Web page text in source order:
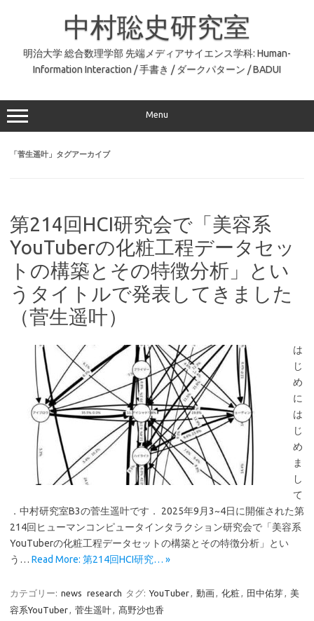
中村聡史研究室
明治大学 総合数理学部 先端メディアサイエンス学科: Human-
Information Interaction / 手書き / ダークパターン / BADUI
Menu
「菅生遥叶 」タグアーカイブ
第214回HCI研究会で「美容系
YouTuberの化粧工程データセッ
トの構築とその特徴分析」とい
うタイトルで発表してきました
（菅生遥叶）
は
じ
め
に
は
じ
め
ま
し
て
．中村研究室B3の菅生遥叶です． 2025年9月3~4日に開催された第
214回ヒューマンコンピュータインタラクション研究会で「美容系
YouTuberの化粧工程データセットの構築とその特徴分析」とい
う… Read More: 第214回HCI研究… »
カテゴリー: news research タグ: YouTuber, 動画, 化粧, 田中佑芽, 美
容系YouTuber, 菅生遥叶, 髙野沙也香